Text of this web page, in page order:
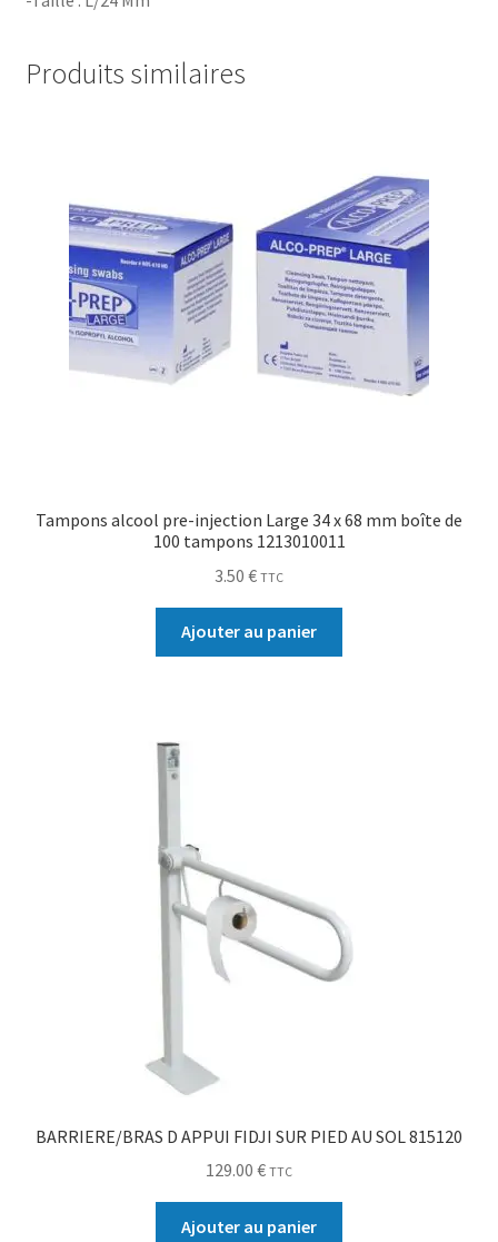
Produits similaires
Tampons alcool pre-injection Large 34 x 68 mm boîte de
100 tampons 1213010011
3.50 € TTC
Ajouter au panier
BARRIERE/BRAS D APPUI FIDJI SUR PIED AU SOL 815120
129.00 € TTC
Ajouter au panier